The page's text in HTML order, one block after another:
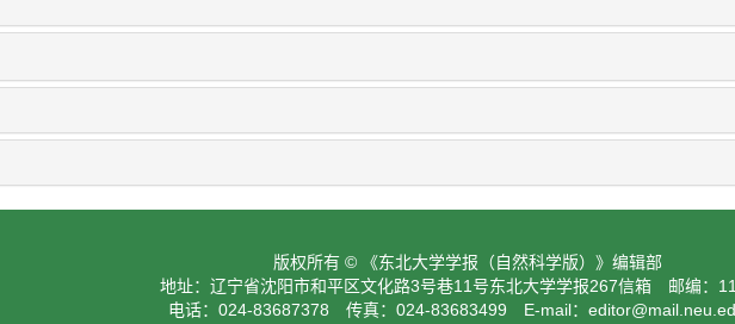
版权所有 © 《东北大学学报（自然科学版）》编辑部
地址：辽宁省沈阳市和平区文化路3号巷11号东北大学学报267信箱 邮编：
电话：024-83687378 传真：024-83683499 E-mail：